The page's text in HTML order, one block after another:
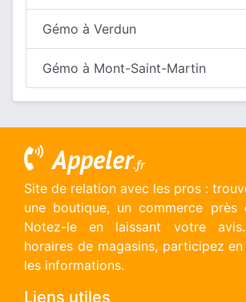
Gémo à Verdun
Gémo à Mont-Saint-Martin
Appeler.fr
Site de relation avec les pros :
une boutique, un commerce près
Notez-le en laissant votre
horaires de magasins, participez
les informations.
Liens utiles